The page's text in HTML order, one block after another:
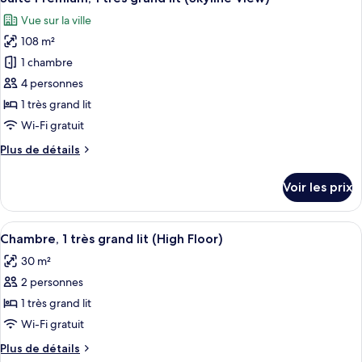
(Penthouse
Skyline
View
Loggia)
Suite,
très
grand
lit
(Penthouse
Skyline
View
toutes
les
photos
pour
ce
type
de
chambre :
Suite
très
grand
lit
(Skyline
View)
Vue sur la ville
108 m²
1 chambre
4 personnes
1 très grand lit
Wi-Fi gratuit
Plus de détails
Plus
le
type
de
Suite
Premium,
très
grand
(Skyline
Voir les prix
Afficher
toutes
les
photos
pour
ce
type
Une chambre moderne avec une
5
Chambre, 1 très grand lit (High Floor)
30 m²
2 personnes
1 très grand lit
Wi-Fi gratuit
Plus de détails
Plus